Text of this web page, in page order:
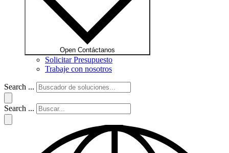
Open Contáctanos
Solicitar Presupuesto
Trabaje con nosotros
Search ...
Search ...